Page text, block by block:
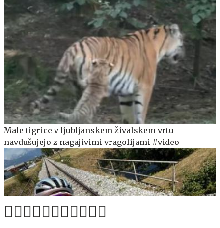
Male tigrice v ljubljanskem živalskem vrtu
navdušujejo z nagajivimi vragolijami #video